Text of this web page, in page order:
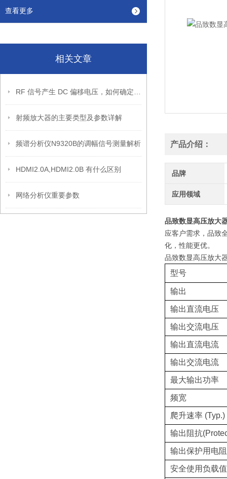
查看更多
相关文章
射频放大器的主要类型及参数详解
频谱分析仪N9320B的调幅信号测量解析
HDMI2.0A,HDMI2.0B 有什么区别
网络分析仪重要参数
产品介绍：
品牌
应用领域
品致数显高压放大
应客户需求，品致
化，性能更优。
品致数显高压放大
型号
输出
输出直流电压
输出交流电压
输出直流电流
输出交流电流
最大输出功率
频宽
爬升速率 (Typ.)
输出阻抗
输出保护用电
安全使用负载